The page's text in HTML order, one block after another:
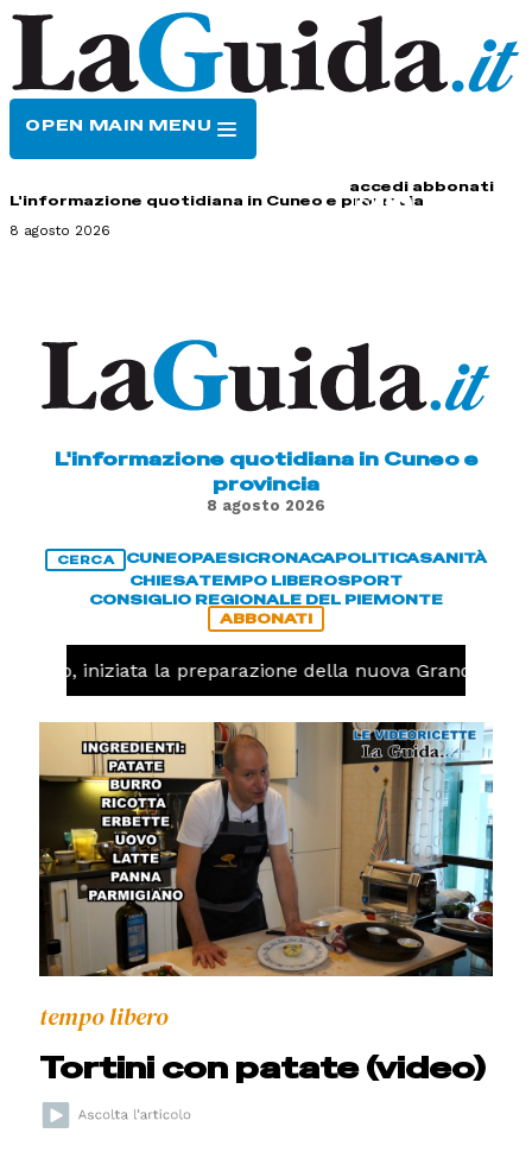
OPEN MAIN MENU
accedi abbonati
L'informazione quotidiana in Cuneo e provincia
8 agosto 2026
L'informazione quotidiana in Cuneo e
provincia
8 agosto 2026
CERCA CUNEOPAESICRONACAPOLITICASANITÀ
CHIESATEMPO LIBEROSPORT
CONSIGLIO REGIONALE DEL PIEMONTE
ABBONATI
iniziata la preparazione della nuova Granda Volley
tempo libero
Tortini con patate (video)